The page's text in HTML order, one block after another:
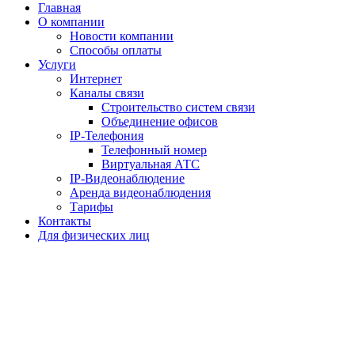
Главная
О компании
Новости компании
Способы оплаты
Услуги
Интернет
Каналы связи
Строительство систем связи
Объединение офисов
IP-Телефония
Телефонный номер
Виртуальная АТС
IP-Видеонаблюдение
Аренда видеонаблюдения
Тарифы
Контакты
Для физических лиц